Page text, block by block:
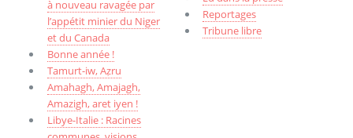
à nouveau ravagée par
l’appétit minier du Niger
et du Canada
Bonne année !
Tamurt-iw, Aẓru
Amahagh, Amajagh,
Amazigh, aret iyen !
Libye-Italie : Racines
Reportages
Tribune libre